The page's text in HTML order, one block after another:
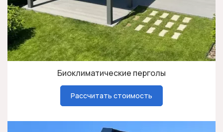
Биоклиматические перголы
Рассчитать стоимость